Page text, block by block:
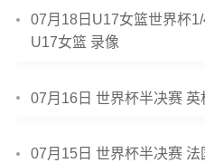
07月18日U17女篮世界杯
U17女篮 录像
07月16日 世界杯半决赛
07月15日 世界杯半决赛